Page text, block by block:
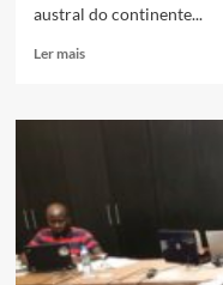
austral do continente...
Ler maisLeia
Cristianismo
bakongo
de
Angola